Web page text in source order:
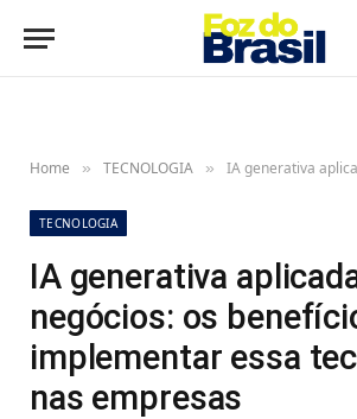
Home » TECNOLOGIA » IA generativa aplicada aos negócios: os
TECNOLOGIA
IA generativa
negócios: os
implementar essa
nas empresas